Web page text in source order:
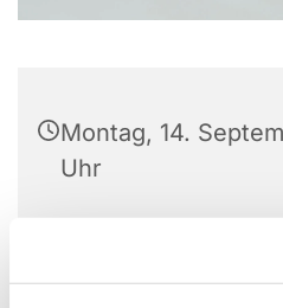
Montag, 14.
Uhr